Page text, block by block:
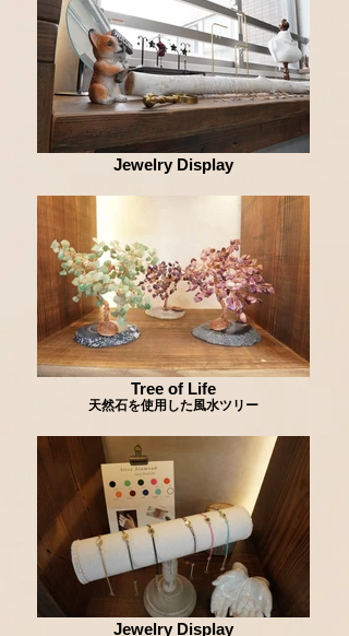
Jewelry Display
Tree of Life
天然石を使用した風水ツリー
Jewelry Display